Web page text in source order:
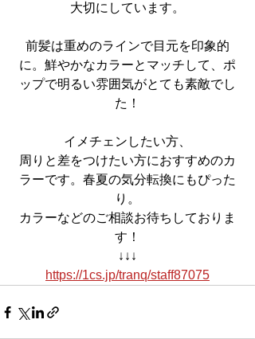
大切にしています。
前髪は重めのラインで目元を印象的
に。鮮やかなカラーとマッチして、ポ
ップで明るい雰囲気がとても素敵でし
た！
イメチェンしたい方、
周りと差をつけたい方におすすめのカ
ラーです。春夏の気分転換にもぴった
り。
カラーなどのご相談お待ちしておりま
す！
↓↓↓
https://1cs.jp/tranq/staff87075